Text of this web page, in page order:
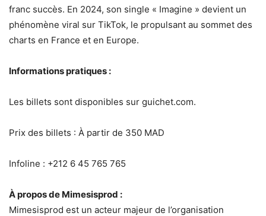
franc succès. En 2024, son single « Imagine » devient un
phénomène viral sur TikTok, le propulsant au sommet des
charts en France et en Europe.
Informations pratiques :
Les billets sont disponibles sur guichet.com.
Prix des billets : À partir de 350 MAD
Infoline : +212 6 45 765 765
À propos de Mimesisprod :
Mimesisprod est un acteur majeur de l’organisation